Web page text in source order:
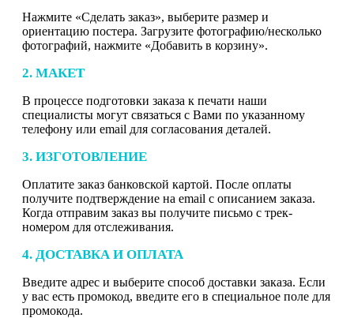
Нажмите «Сделать заказ», выберите размер и
ориентацию постера. Загрузите фотографию/несколько
фотографий, нажмите «Добавить в корзину».
2. МАКЕТ
В процессе подготовки заказа к печати наши
специалисты могут связаться с Вами по указанному
телефону или email для согласования деталей.
3. ИЗГОТОВЛЕНИЕ
Оплатите заказ банковской картой. После оплаты
получите подтверждение на email с описанием заказа.
Когда отправим заказ вы получите письмо с трек-
номером для отслеживания.
4. ДОСТАВКА И ОПЛАТА
Введите адрес и выберите способ доставки заказа. Если
у вас есть промокод, введите его в специальное поле для
промокода.